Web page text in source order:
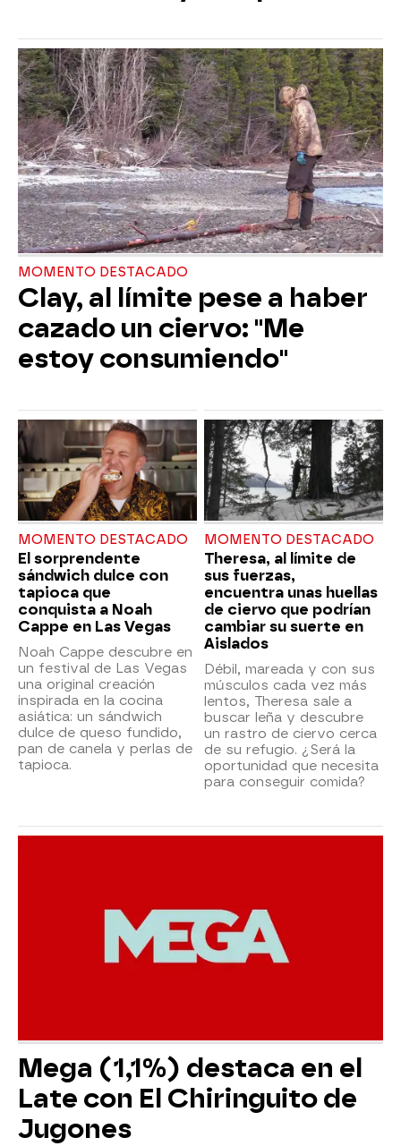
MOMENTO DESTACADO
Clay, al límite pese a haber
cazado un ciervo: "Me
estoy consumiendo"
MOMENTO DESTACADO
El sorprendente
sándwich dulce con
tapioca que
conquista a Noah
Cappe en Las Vegas
Noah Cappe descubre en
un festival de Las Vegas
una original creación
inspirada en la cocina
asiática: un sándwich
dulce de queso fundido,
pan de canela y perlas de
tapioca.
MOMENTO DESTACADO
Theresa, al límite de
sus fuerzas,
encuentra unas huellas
de ciervo que podrían
cambiar su suerte en
Aislados
Débil, mareada y con sus
músculos cada vez más
lentos, Theresa sale a
buscar leña y descubre
un rastro de ciervo cerca
de su refugio. ¿Será la
oportunidad que necesita
para conseguir comida?
Mega (1,1%) destaca en el
Late con El Chiringuito de
Jugones